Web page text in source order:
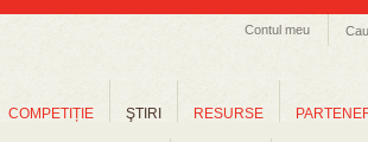
Contul meu
COMPETIȚIE ŞTIRI RESURSE